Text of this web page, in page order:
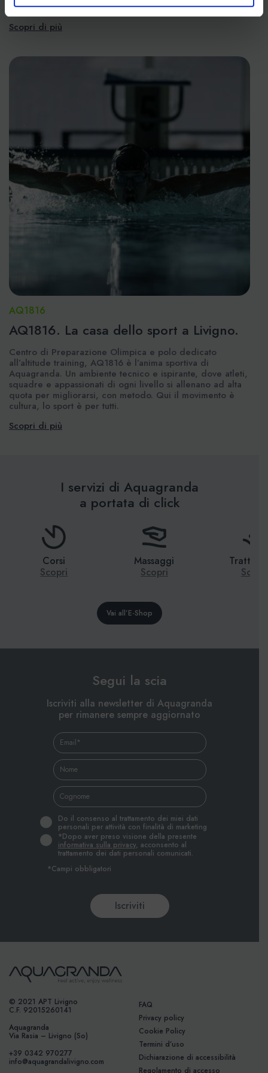
del tuo equilibrio.
Scopri di più
AQ1816
AQ1816. La casa dello sport a Livigno.
Centro di Preparazione Olimpica e polo dedicato
all’altitude training, AQ1816 è l’anima sportiva di
Aquagranda. Un ambiente tecnico e ispirante, dove atleti,
squadre e appassionati di ogni livello si allenano ad alta
quota per migliorarsi, con metodo. Qui il movimento è
cultura, lo sport è per tutti.
Scopri di più
I servizi di Aquagranda
a portata di click
Corsi
Scopri
Massaggi
Scopri
Scopri
Vai all’E-Shop
Segui la scia
Iscriviti alla newsletter di Aquagranda
per rimanere sempre aggiornato
Do il consenso al trattamento dei miei dati
personali per attività con finalità di marketing
*Dopo aver preso visione della presente
informativa sulla privacy, acconsento al
trattamento dei dati personali comunicati.
*Campi obbligatori
© 2021 APT Livigno
C.F. 92015260141
Aquagranda
Via Rasia – Livigno (So)
+39 0342 970277
info@aquagrandalivigno.com
FAQ
Privacy policy
Cookie Policy
Termini d’uso
Dichiarazione di accessibilità
Regolamento di accesso